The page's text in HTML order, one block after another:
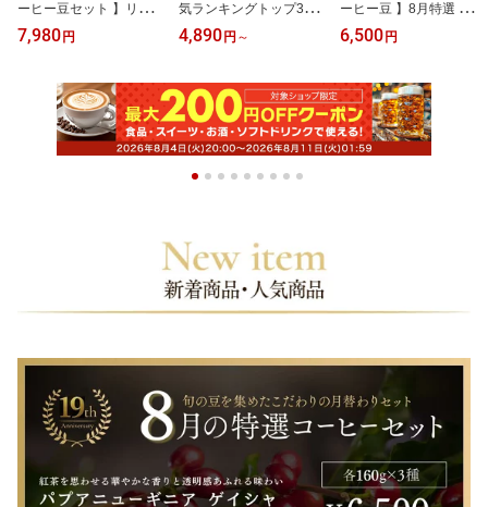
ーヒー豆セット 】リピー
ターズ 選べる コーヒー
豆 セット 1200g（400g×
スペシャルティコーヒー
豆 粉 シングルオリジン
ブレンド 飲み比べ 大容
量 お得 まとめ買い 粗挽
き 中挽き ハンドドリッ
7,980 円
気ランキングトップ3／
コーヒー豆 セット 3種 1.
2kg 600g 送料無料 自家
ルティコーヒー ブラジル
コロンビア 飲み比べ 大
容量 業務用 お得 専門店
プレゼント 買い回り ひ
ぐちコーヒー
4,890 円 ～
ーヒー豆 】8月特選 スペ
シャルティコーヒー豆 高
級 セット 160g×3種 飲み
ギフト 人気 お試し 福袋
プレゼント 贈答用 おし
ゃれ 珈琲豆 珈琲専門店
ポイント消化 厳選 数量
限定 希少 新豆
6,500 円